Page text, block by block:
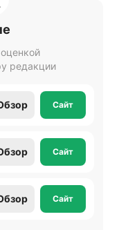
редакции
Сайт
Сайт
Сайт